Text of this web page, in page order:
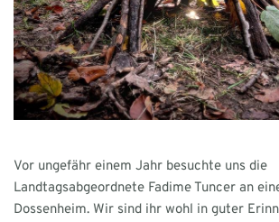
Vor ungefähr einem Jahr besuchte uns die
Landtagsabgeordnete Fadime Tuncer an
Dossenheim. Wir sind ihr wohl in guter